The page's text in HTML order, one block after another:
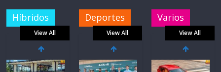
Híbridos
View All
Deportes
View All
Varios
View All